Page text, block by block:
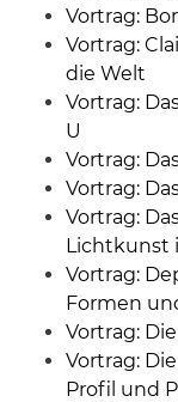
Vortrag:
Vortrag:
die Welt
Vortrag:
U
Vortrag:
Vortrag:
Vortrag:
Lichtkunst
Vortrag:
Formen
Vortrag:
Vortrag:
Profil und